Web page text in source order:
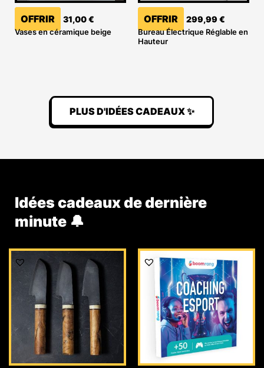
OFFRIR 31,00€
Vases en céramique beige
OFFRIR 299,99 €
Bureau Électrique Réglable en
Hauteur
PLUS D'IDÉES CADEAUX ✨
Idées cadeaux de dernière
minute 🔔